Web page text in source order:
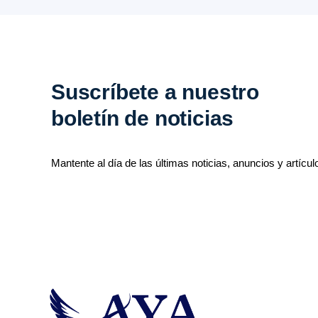
Suscríbete a nuestro
boletín de noticias
Mantente al día de las últimas noticias, anuncios y